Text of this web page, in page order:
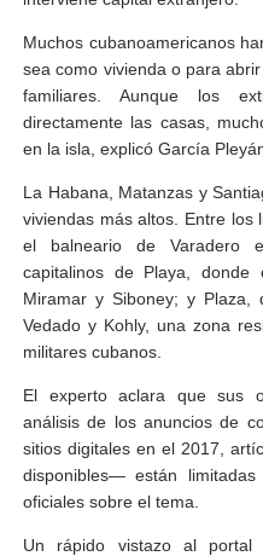
Muchos cubanoamericanos
sea como vivienda o para
familiares. Aunque los
directamente las casas,
en la isla, explicó García
La Habana, Matanzas y
viviendas más altos. Entre los
el balneario de Varadero
capitalinos de Playa, donde
Miramar y Siboney; y Plaza,
Vedado y Kohly, una zona
militares cubanos.
El experto aclara que sus
análisis de los anuncios de
sitios digitales en el 2017,
disponibles— están
oficiales sobre el tema.
Un rápido vistazo al